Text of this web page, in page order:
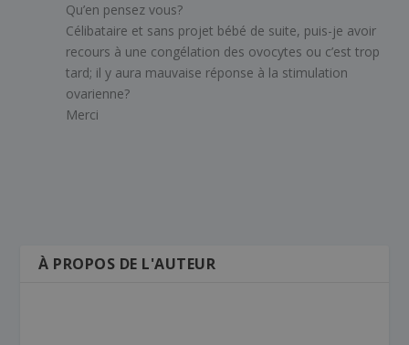
Qu’en pensez vous?
Célibataire et sans projet bébé de suite, puis-je avoir
recours à une congélation des ovocytes ou c’est trop
tard; il y aura mauvaise réponse à la stimulation
ovarienne?
Merci
À PROPOS DE L'AUTEUR